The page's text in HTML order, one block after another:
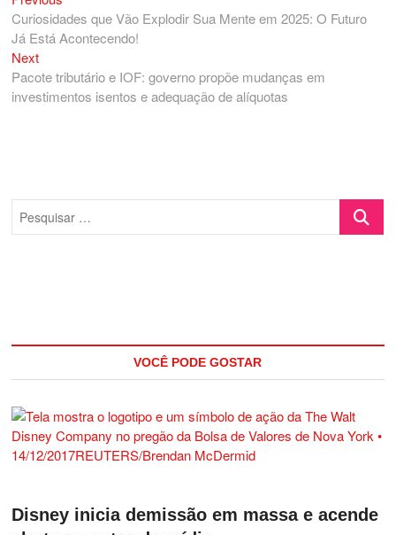
de
Post
post:
Curiosidades que Vão Explodir Sua Mente em 2025: O Futuro
Já Está Acontecendo!
NextNext
post:
Pacote tributário e IOF: governo propõe mudanças em
investimentos isentos e adequação de alíquotas
VOCÊ PODE GOSTAR
Disney inicia demissão em massa e acende